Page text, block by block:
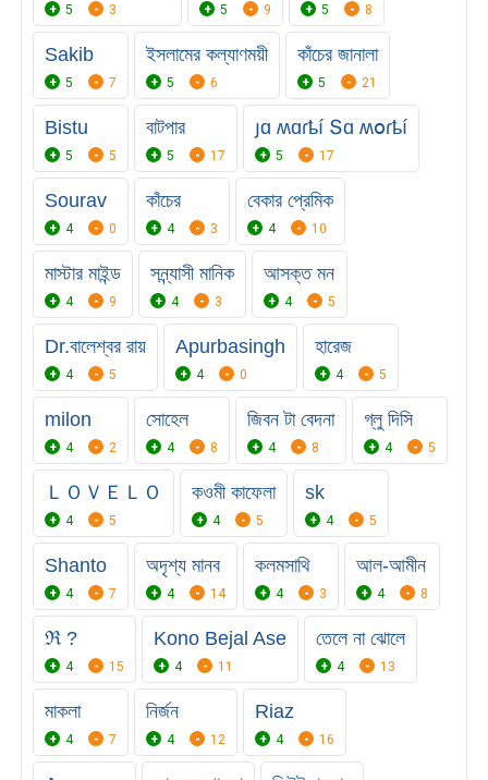
5 3 5 9 5 8
Sakib
5 7
ইসলামের কল্যাণময়ী
5 6
কাঁচের জানালা
5 21
Bistu
5 5
বাটপার
5 17
յɑ ʍɑɾҍí Տɑ ʍօɾҍí
5 17
Sourav
4 0
কাঁচের
4 3
বেকার প্রেমিক
4 10
মাস্টার মাইন্ড
4 9
সন্ন্যাসী মানিক
4 3
আসক্ত মন
4 5
Dr.বালেশ্বর রায়
4 5
Apurbasingh
4 0
হারেজ
4 5
milon
4 2
সোহেল
4 8
জিবন টা বেদনা
4 8
গ্লু দিসি
4 5
ＬＯＶＥＬＯ
4 5
কওমী কাফেলা
4 5
sk
4 5
Shanto
4 7
অদৃশ্য মানব
4 14
কলমসাথি
4 3
আল-আমীন
4 8
ℜ ?
4 15
Kono Bejal Ase
4 11
তেলে না ঝোলে
4 13
মাকলা
4 7
নির্জন
4 12
Riaz
4 16